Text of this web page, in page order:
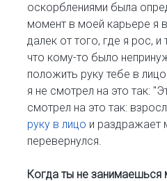
оскорблениями была
момент в моей карьере я
далек от того, где я рос,
что кому-то было
положить руку тебе в
я не смотрел на это так:
смотрел на это так:
руку в лицо и раздражает
перевернулся.
Когда ты не занимаешься